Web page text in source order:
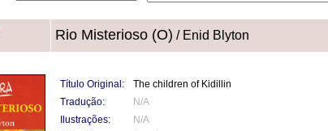
Rio Misterioso (O) / Enid Blyton
Título Original:
The children of Kidillin
Tradução:
N/A
Ilustrações:
N/A